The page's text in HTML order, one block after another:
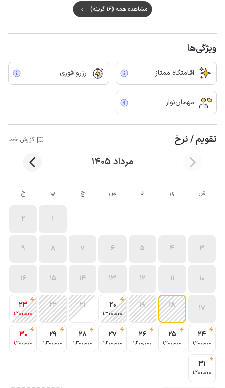
مشاهده همه (16 گزینه)
ویژگی‌ها
اقامتگاه ممتاز رزرو فوری
مهمان‌نواز
تقویم / نرخ گزارش خطا
مرداد 1405
ش ی د س چ پ ج
1
2
3
4
5
6
7
8
9
10
11
12
13
14
15
16
17
18
19
20
1٬300٬000
21
22
23
1٬200٬000
24
1٬200٬000
25
1٬200٬000
26
1٬200٬000
27
1٬200٬000
28
1٬300٬000
29
1٬300٬000
30
1٬200٬000
31
1٬200٬000